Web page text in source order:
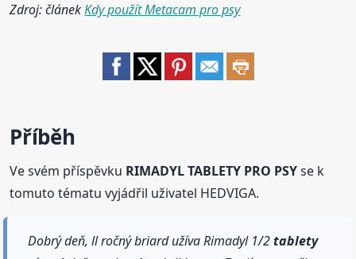
Zdroj: článekKdy použít Metacam pro psy
Příběh
Ve svém příspěvku RIMADYL TABLETY PRO PSYse k
tomuto tématu vyjádřil uživatel HEDVIGA.
Dobrý deň, ll ročný briard užíva Rimadyl 1/2tablety